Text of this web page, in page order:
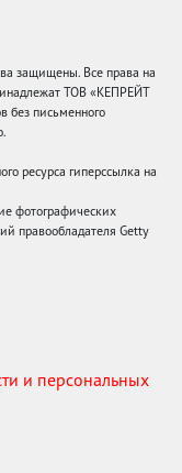
защищены. Все права на
ТОВ «КЕПРЕЙТ
без письменного
ресурса гиперссылка на
фотографических
правообладателя Getty
и персональных